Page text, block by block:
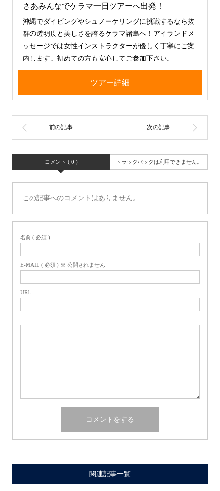
さあみんなでケラマ一日ツアーへ出発！
沖縄でダイビングやシュノーケリングに挑戦するなら抜
群の透明度と美しさを誇るケラマ諸島へ！アイランドメ
ッセージでは女性インストラクターが優しく丁寧にご案
内します。初めての方も安心してご参加下さい。
ツアー詳細
コメント ( 0 ) トラックバックは利用できません。
この記事へのコメントはありません。
名前 ( 必須 )
E-MAIL ( 必須 ) ※ 公開されません
URL
関連記事一覧